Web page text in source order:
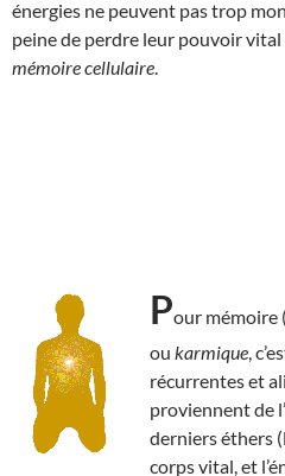
énergies ne peuvent pas trop
peine de perdre leur pouvoir vital
mémoire cellulaire
Pour mémoire
ou karmique ,
récurrentes et
proviennent de
derniers éthers
corps vital, et